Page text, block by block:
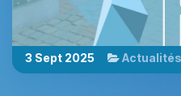
3 Sept 2025